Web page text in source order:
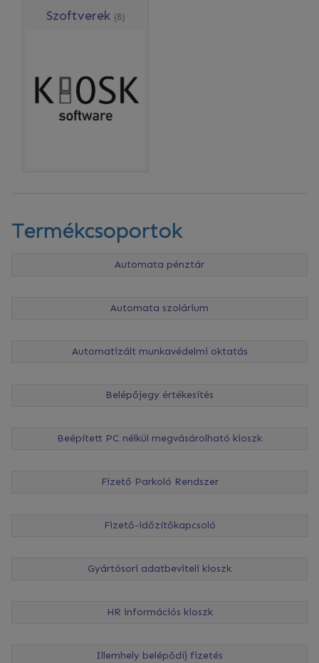
Szoftverek (8)
Termékcsoportok
Automata pénztár
Automata szolárium
Automatizált munkavédelmi oktatás
Belépőjegy értékesítés
Beépített PC nélkül megvásárolható kioszk
Fizető Parkoló Rendszer
Fizető-időzítőkapcsoló
Gyártósori adatbeviteli kioszk
HR információs kioszk
Illemhely belépődíj fizetés